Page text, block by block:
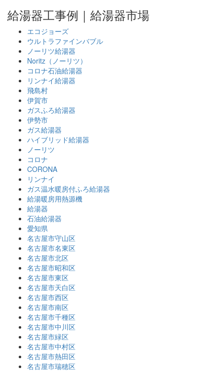
給湯器工事例｜給湯器市場
エコジョーズ
ウルトラファインバブル
ノーリツ給湯器
Noritz（ノーリツ）
コロナ石油給湯器
リンナイ給湯器
飛島村
伊賀市
ガスふろ給湯器
伊勢市
ガス給湯器
ハイブリッド給湯器
ノーリツ
コロナ
CORONA
リンナイ
ガス温水暖房付ふろ給湯器
給湯暖房用熱源機
給湯器
石油給湯器
愛知県
名古屋市守山区
名古屋市名東区
名古屋市北区
名古屋市昭和区
名古屋市東区
名古屋市天白区
名古屋市西区
名古屋市南区
名古屋市千種区
名古屋市中川区
名古屋市緑区
名古屋市中村区
名古屋市熱田区
名古屋市瑞穂区